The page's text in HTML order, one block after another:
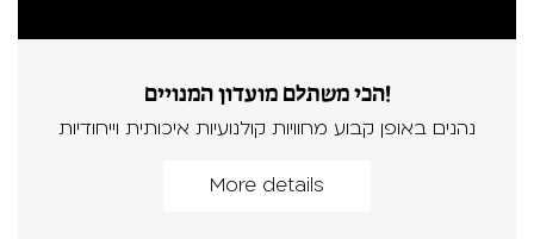
הכי משתלם מועדון המנויים!
נהנים באופן קבוע מחוויות קולנועיות איכותית וייחודיות
More details